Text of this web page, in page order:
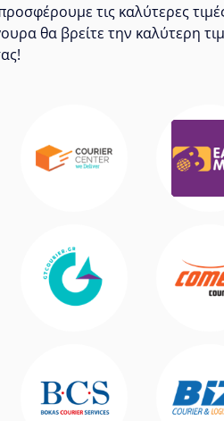
τις καλύτερες
θα βρείτε την καλύτερη